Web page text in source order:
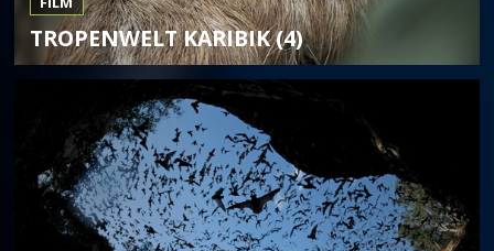
TROPENWELT KARIBIK (4)